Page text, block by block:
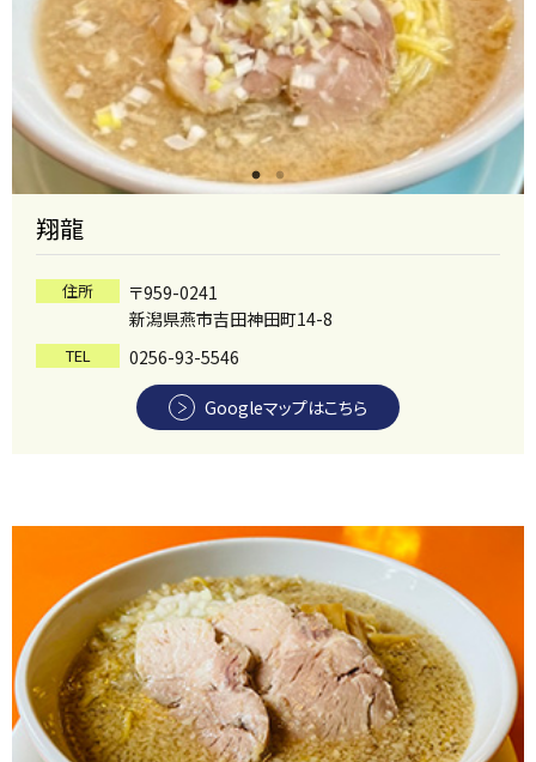
翔龍
住所
〒959-0241
新潟県燕市吉田神田町14-8
TEL 0256-93-5546
Googleマップはこちら